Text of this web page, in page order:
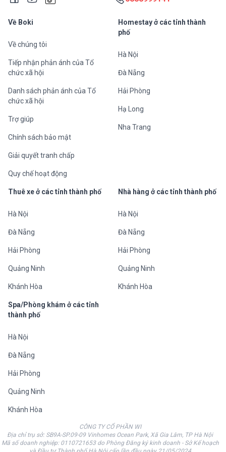
Về Boki
Về chúng tôi
Tiếp nhận phản ánh của Tổ
chức xã hội
Danh sách phản ánh của Tổ
chức xã hội
Trợ giúp
Chính sách bảo mật
Giải quyết tranh chấp
Quy chế hoạt động
Homestay ở các tỉnh thành
phố
Hà Nội
Đà Nẵng
Hải Phòng
Hạ Long
Nha Trang
Thuê xe ở các tỉnh thành phố
Hà Nội
Đà Nẵng
Hải Phòng
Quảng Ninh
Khánh Hòa
Nhà hàng ở các tỉnh thành phố
Hà Nội
Đà Nẵng
Hải Phòng
Quảng Ninh
Khánh Hòa
Spa/Phòng khám ở các tỉnh
thành phố
Hà Nội
Đà Nẵng
Hải Phòng
Quảng Ninh
Khánh Hòa
CÔNG TY CỔ PHẦN WI
Địa chỉ trụ sở: SB9A-SP.09-09 Vinhomes Ocean Park, Xã Gia Lâm, TP Hà Nội
Mã số doanh nghiệp: 0110721653 do Phòng Đăng ký kinh doanh - Sở Kế hoạch